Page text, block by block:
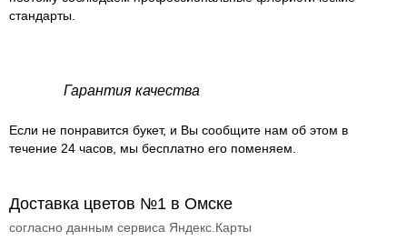
стандарты.
Гарантия качества
Если не понравится букет, и Вы сообщите нам об этом в
течение 24 часов, мы бесплатно его поменяем.
Доставка цветов №1 в Омске
согласно данным сервиса Яндекс.Карты